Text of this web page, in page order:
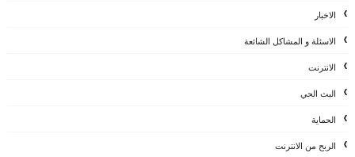
الاخبار
الاسئلة و المشاكل الشائعة
الانترنت
البث الحي
الحماية
الربح من الانترنت